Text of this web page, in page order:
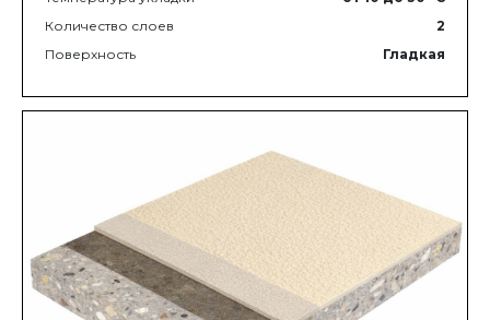
Количество слоев
2
Поверхность
Гладкая